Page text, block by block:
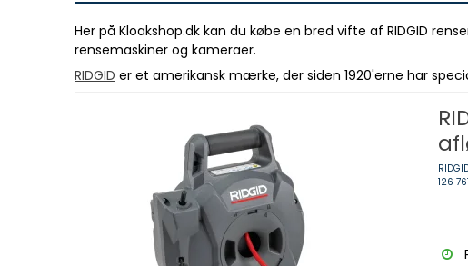
Her på Kloakshop.dk kan du købe en bred vifte af RIDGID
rensemaskiner og kameraer.
RIDGID er et amerikansk mærke, der siden 1920'erne har
126